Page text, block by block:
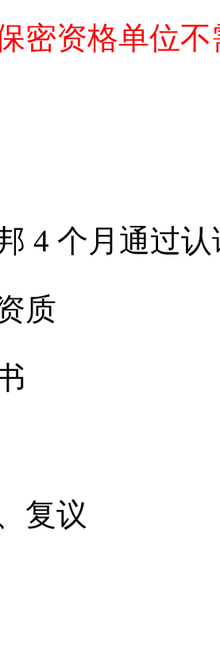
密资格单位
4 个月通过认
质
复议